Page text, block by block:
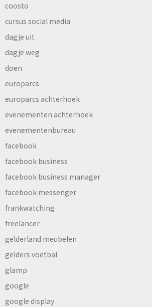
coosto
cursus social media
dagje uit
dagje weg
doen
europarcs
europarcs achterhoek
evenementen achterhoek
evenementenbureau
facebook
facebook business
facebook business manager
facebook messenger
frankwatching
freelancer
gelderland meubelen
gelders voetbal
glamp
google
google display